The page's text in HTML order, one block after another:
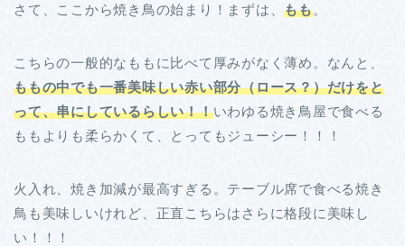
さて、ここから焼き鳥の始まり！まずは、もも。
こちらの一般的なももに比べて厚みがなく薄め。なんと、
ももの中でも一番美味しい赤い部分（ロース？）だけをと
って、串にしているらしい！！いわゆる焼き鳥屋で食べる
ももよりも柔らかくて、とってもジューシー！！！
火入れ、焼き加減が最高すぎる。テーブル席で食べる焼き
鳥も美味しいけれど、正直こちらはさらに格段に美味し
い！！！